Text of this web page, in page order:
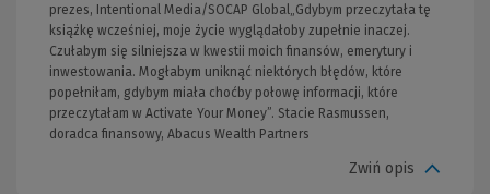
prezes, Intentional Media/SOCAP Global„Gdybym przeczytała tę
książkę wcześniej, moje życie wyglądałoby zupełnie inaczej.
Czułabym się silniejsza w kwestii moich finansów, emerytury i
inwestowania. Mogłabym uniknąć niektórych błędów, które
popełniłam, gdybym miała choćby połowę informacji, które
przeczytałam w Activate Your Money”. Stacie Rasmussen,
doradca finansowy, Abacus Wealth Partners
Zwiń opis